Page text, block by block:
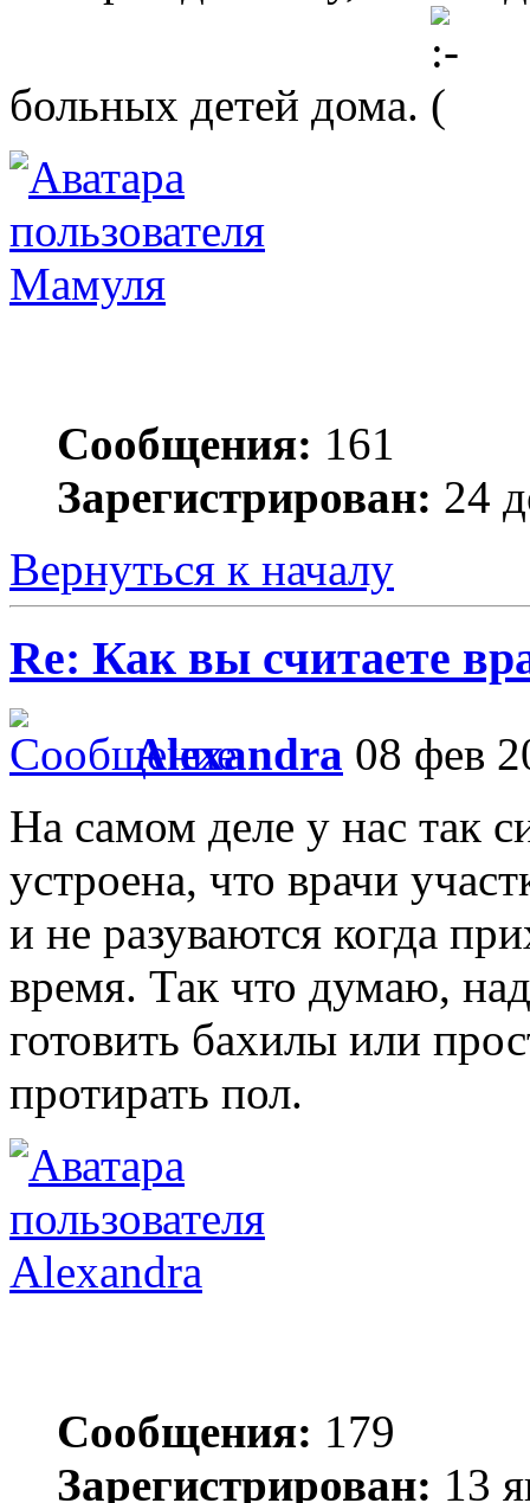
больных детей дома.
Мамуля
Сообщения: 161
Зарегистрирован: 24
Вернуться к началу
Re: Как вы считаете
Alexandra 08 фев
На самом деле у нас так
устроена, что врачи
и не разуваются когда
время. Так что думаю,
готовить бахилы или
протирать пол.
Alexandra
Сообщения: 179
Зарегистрирован: 13